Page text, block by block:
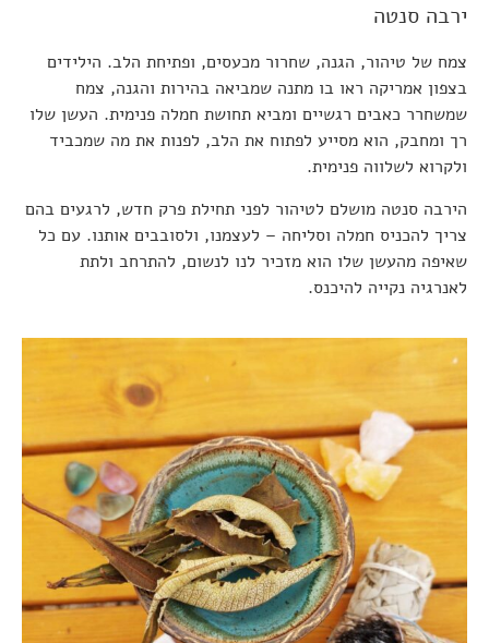
ירבה סנטה
צמח של טיהור, הגנה, שחרור מכעסים, ופתיחת הלב. הילידים
בצפון אמריקה ראו בו מתנה שמביאה בהירות והגנה, צמח
שמשחרר כאבים רגשיים ומביא תחושת חמלה פנימית. העשן שלו
רך ומחבק, הוא מסייע לפתוח את הלב, לפנות את מה שמכביד
ולקרוא לשלווה פנימית.
הירבה סנטה מושלם לטיהור לפני תחילת פרק חדש, לרגעים בהם
צריך להכניס חמלה וסליחה – לעצמנו, ולסובבים אותנו. עם כל
שאיפה מהעשן שלו הוא מזכיר לנו לנשום, להתרחב ולתת
לאנרגיה נקייה להיכנס.